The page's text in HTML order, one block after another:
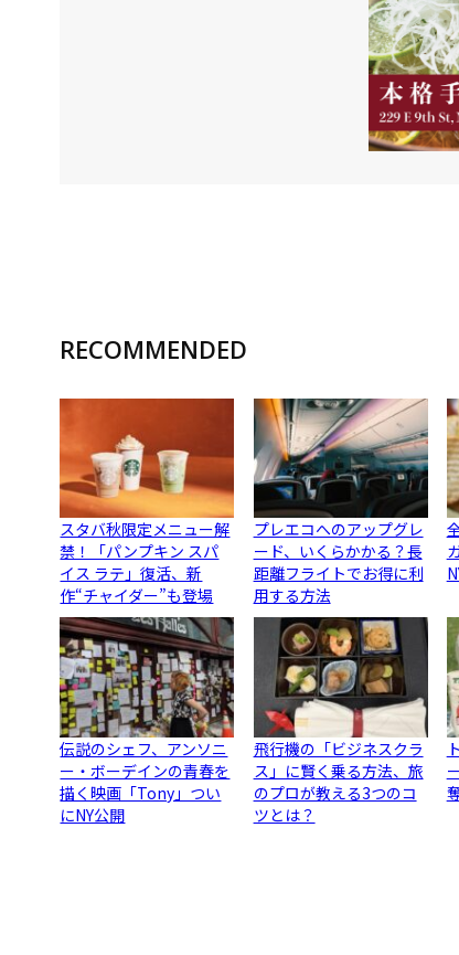
RECOMMENDED
スタバ秋限定メニュー解
禁！「パンプキン スパ
イス ラテ」復活、新
作“チャイダー”も登場
プレエコへのアップグレ
ード、いくらかかる？長
距離フライトでお得に利
用する方法
伝説のシェフ、アンソニ
ー・ボーデインの青春を
描く映画「Tony」つい
にNY公開
飛行機の「ビジネスクラ
ス」に賢く乗る方法、旅
のプロが教える3つのコ
ツとは？